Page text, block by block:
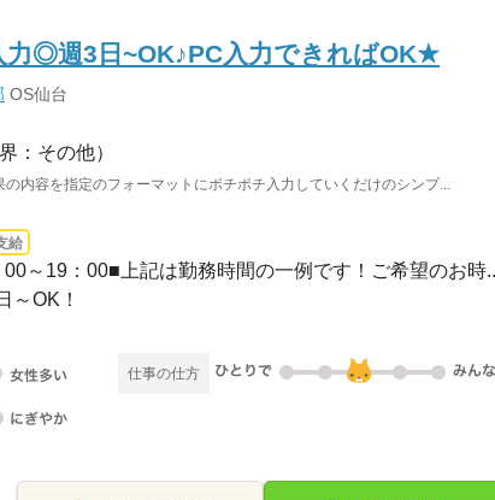
力◎週3日~OK♪PC入力できればOK★
OS仙台
界：その他）
内容を指定のフォーマットにポチポチ入力していくだけのシンプ...
給
～19：00■上記は勤務時間の一例です！ご希望のお時
～OK！
仕事の仕方